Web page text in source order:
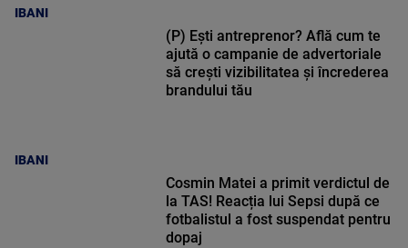
IBANI
IBANI
(P) Ești antreprenor? Află cum te
ajută o campanie de advertoriale
să crești vizibilitatea și încrederea
brandului tău
Cosmin Matei a primit verdictul de
la TAS! Reacția lui Sepsi după ce
fotbalistul a fost suspendat pentru
dopaj